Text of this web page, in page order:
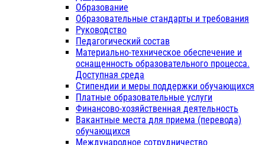
Образование
Образовательные стандарты и требования
Руководство
Педагогический состав
Материально-техническое обеспечение и
оснащенность образовательного процесса.
Доступная среда
Стипендии и меры поддержки обучающихся
Платные образовательные услуги
Финансово-хозяйственная деятельность
Вакантные места для приема (перевода)
обучающихся
Международное сотрудничество